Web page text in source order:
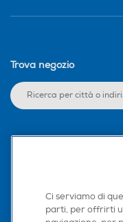
Trova negozio
Scarica la nostra app
Ci serviamo di
parti, per offrirti